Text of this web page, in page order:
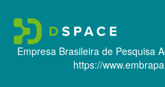
Empresa Brasileira de Pesquisa
https://